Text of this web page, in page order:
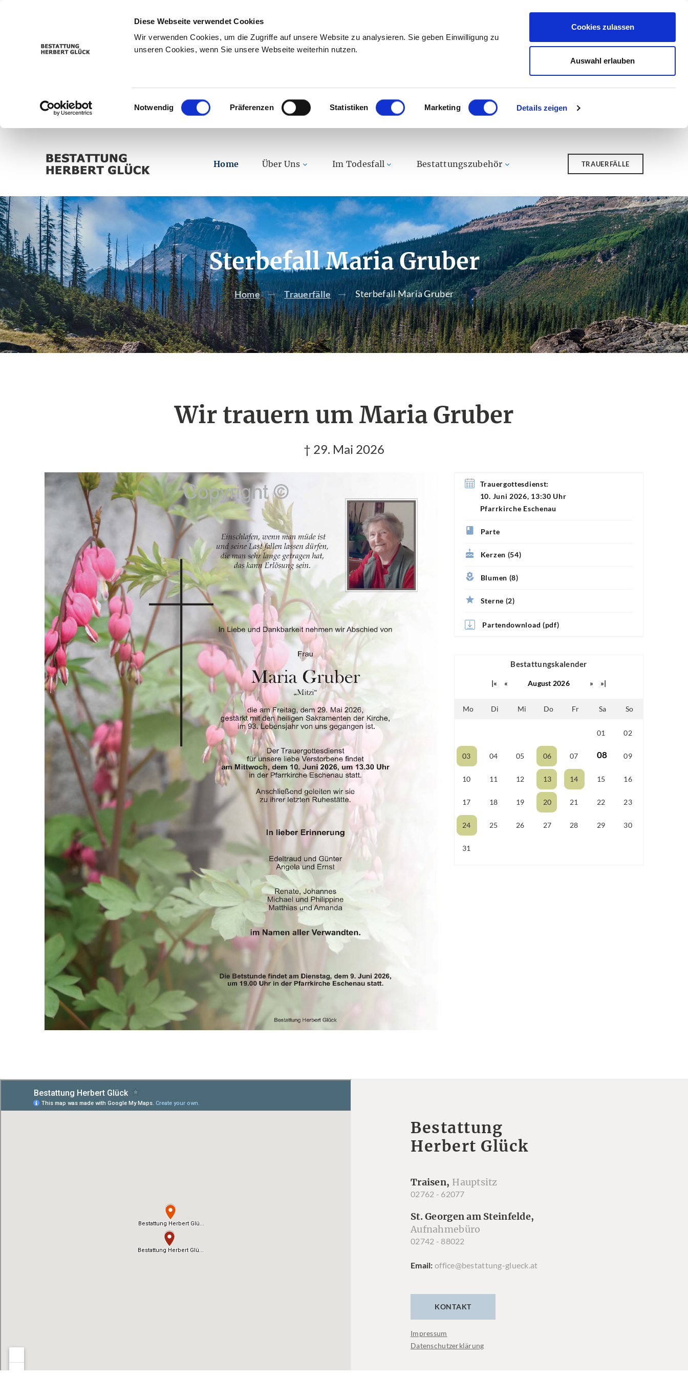
Diese Webseite verwendet Cookies
Wir verwenden Cookies, um die Zugriffe auf unsere Website zu analysieren. Sie geben Einwilligung zu
unseren Cookies, wenn Sie unsere Webseite weiterhin nutzen.
Einwilligungsauswahl
Notwendig Präferenzen Statistiken Marketing Details zeigen
Cookies zulassen
Auswahl erlauben
Home Über Uns Im Todesfall Bestattungszubehör TRAUERFÄLLE
Sterbefall Maria Gruber
Home Trauerfälle Sterbefall Maria Gruber
Wir trauern um Maria Gruber
† 29. Mai 2026
Trauergottesdienst:
10. Juni 2026, 13:30 Uhr
Pfarrkirche Eschenau
Parte
Kerzen (54)
Blumen (8)
Sterne (2)
Partendownload (pdf)
Bestattungskalender
|« « August 2026 » »|
Mo Di Mi Do Fr Sa So
01 02
03 04 05 06 07 08 09
10 11 12 13 14 15 16
17 18 19 20 21 22 23
24 25 26 27 28 29 30
31
Bestattung
Herbert Glück
Traisen, Hauptsitz
02762 - 62077
St. Georgen am Steinfelde,
Aufnahmebüro
02742 - 88022
Email office@bestattung-glueck.at
KONTAKT
Impressum
Datenschutzerklärung